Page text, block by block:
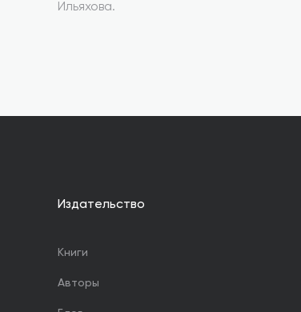
Ильяхова.
Издательство
Книги
Авторы